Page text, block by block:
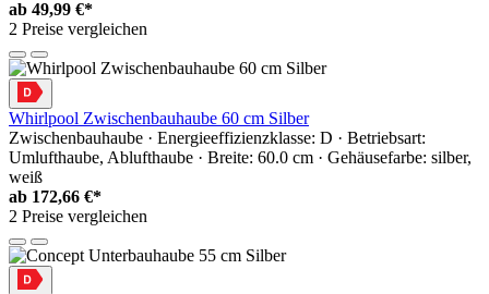
ab 49,99 €*
2 Preise vergleichen
Whirlpool Zwischenbauhaube 60 cm Silber
Zwischenbauhaube · Energieeffizienzklasse: D · Betriebsart:
Umlufthaube, Ablufthaube · Breite: 60.0 cm · Gehäusefarbe: silber,
weiß
ab 172,66 €*
2 Preise vergleichen